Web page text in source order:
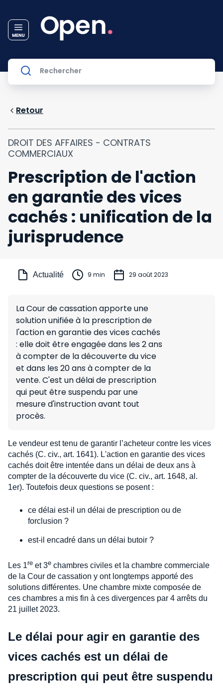
Retour
DROIT DES AFFAIRES - CONTRATS
COMMERCIAUX
Prescription de l'action
en garantie des vices
cachés : unification de la
jurisprudence
Actualité 9 min 29 août 2023
La Cour de cassation apporte une
solution unifiée à la prescription de
l'action en garantie des vices cachés
: elle doit être engagée dans les 2 ans
à compter de la découverte du vice
et dans les 20 ans à compter de la
vente. C'est un délai de prescription
qui peut être suspendu par une
mesure d'instruction avant tout
procès.
Le vendeur est tenu de garantir l’acheteur contre les vices
cachés (C. civ., art. 1641). L'action en garantie des vices
cachés doit être intentée dans un délai de deux ans à
compter de la découverte du vice (C. civ., art. 1648, al.
1er). Toutefois deux questions se posent :
ce délai est-il un délai de prescription ou de
forclusion ?
est-il encadré dans un délai butoir ?
Les 1re et 3e chambres civiles et la chambre commerciale
de la Cour de cassation y ont longtemps apporté des
solutions différentes. Une chambre mixte composée de
ces chambres a mis fin à ces divergences par 4 arrêts du
21 juillet 2023.
Le délai pour agir en garantie des
vices cachés est un délai de
prescription qui peut être suspendu